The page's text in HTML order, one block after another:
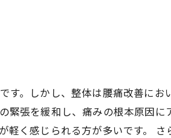
す。しかし、整体は腰痛改善に
緊張を緩和し、痛みの根本原因
く感じられる方が多いです。